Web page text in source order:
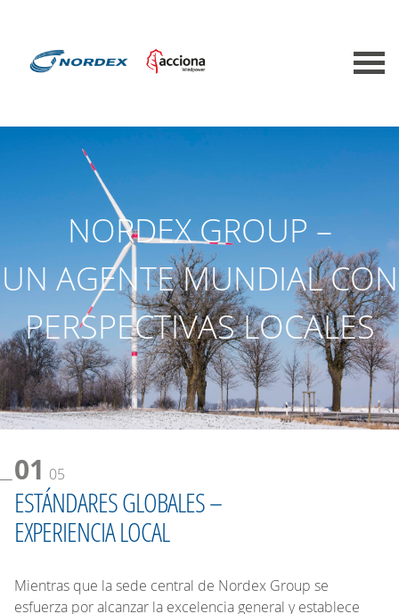
NORDEX GROUP –
UN AGENTE MUNDIAL CON
PERSPECTIVAS LOCALES
01 05
ESTÁNDARES GLOBALES –
EXPERIENCIA LOCAL
Mientras que la sede central de Nordex Group se
esfuerza por alcanzar la excelencia general y establece